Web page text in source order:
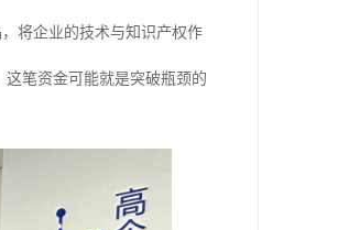
将企业的技术与知识产权作
笔资金可能就是突破瓶颈的